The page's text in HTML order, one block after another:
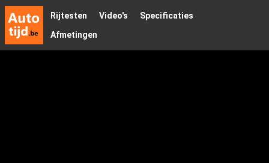
Rijtesten Video's
Specificaties
Afmetingen